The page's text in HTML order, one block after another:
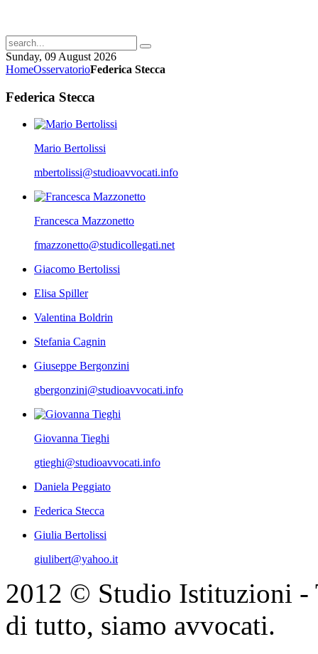
Sunday, 09 August 2026
HomeOsservatorioFederica Stecca
Federica Stecca
Mario Bertolissi
mbertolissi@studioavvocati.info
Francesca Mazzonetto
fmazzonetto@studicollegati.net
Giacomo Bertolissi
Elisa Spiller
Valentina Boldrin
Stefania Cagnin
Giuseppe Bergonzini
gbergonzini@studioavvocati.info
Giovanna Tieghi
gtieghi@studioavvocati.info
Daniela Peggiato
Federica Stecca
Giulia Bertolissi
giulibert@yahoo.it
2012 © Studio Istituzioni
di tutto, siamo avvocati.